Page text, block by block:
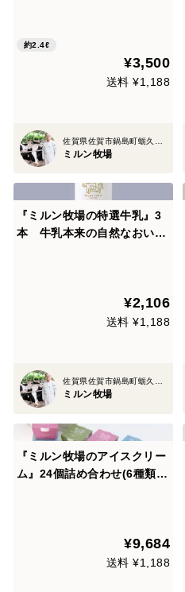
約2.4ℓ
¥3,500
送料 ¥1,188
ミルン牧場
『ミルン牧場の特選牛乳』3
本 牛乳本来の自然なおいし
¥2,106
送料 ¥1,188
佐賀県佐賀市鍋島町蛎久８８３
ミルン牧場
『ミルン牧場のアイスクリー
ム』24個詰め合わせ(6種類×4
¥9,684
送料 ¥1,188